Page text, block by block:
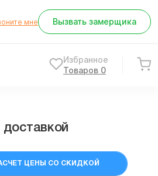
мне Вызвать замерщика
Избранное
Товаров 0
ЦЕНЫ СО СКИДКОЙ